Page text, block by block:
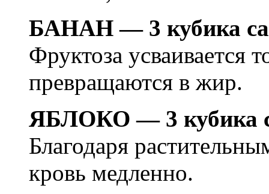
БАНАН — 3 кубика
Фруктоза усваивается
превращаются в жир.
ЯБЛОКО — 3 кубика
Благодаря
кровь медленно.